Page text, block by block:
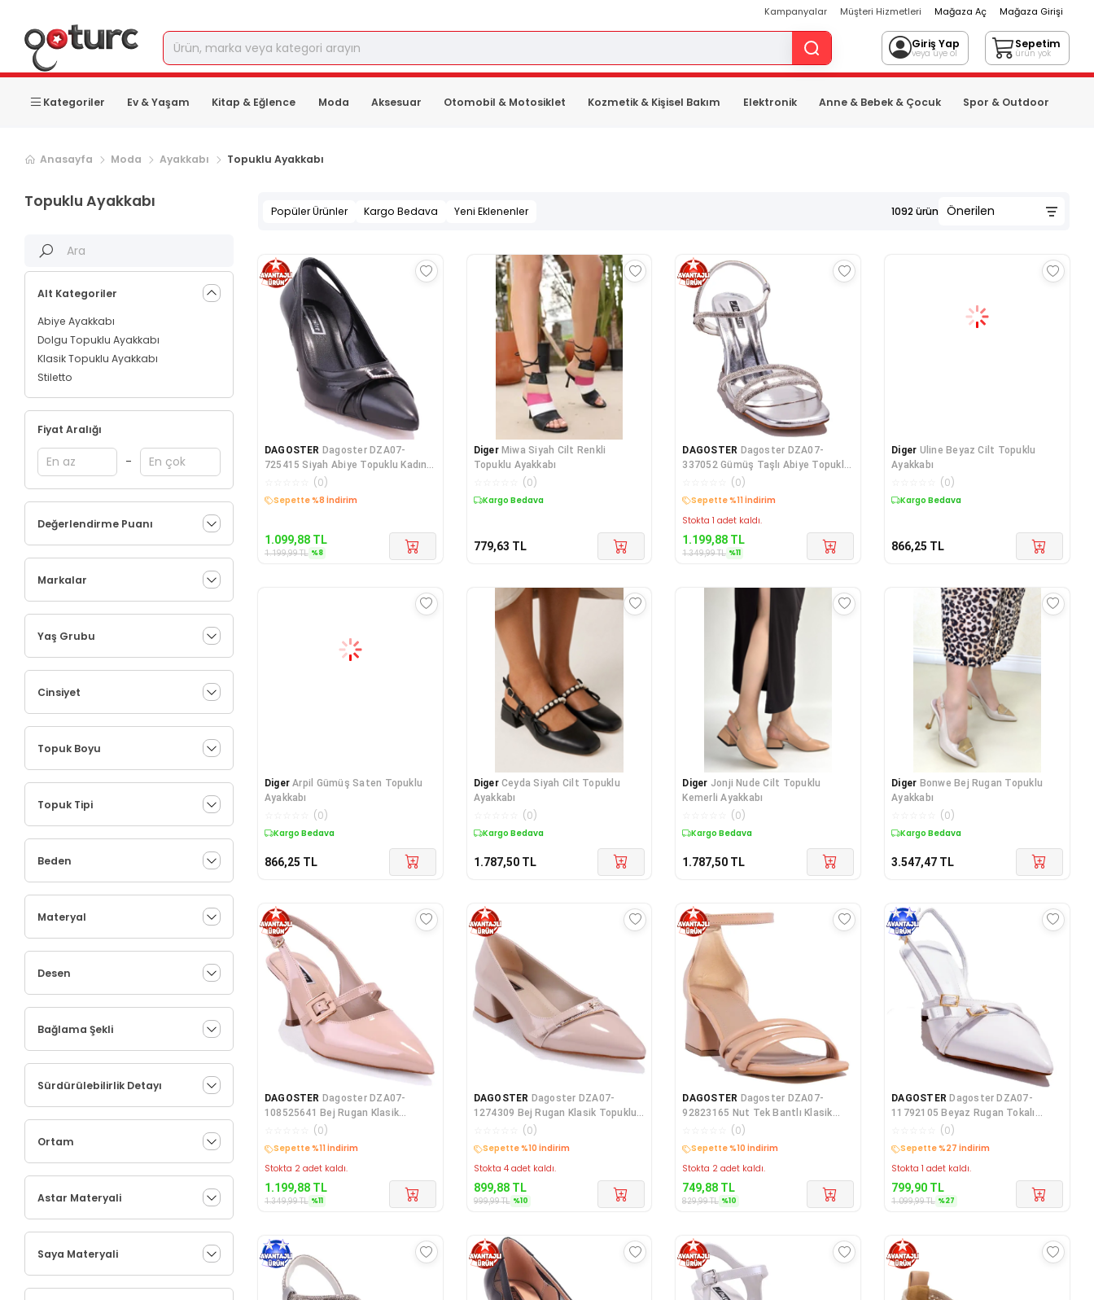
Kampanyalar Müşteri Hizmetleri Mağaza Aç Mağaza Girişi
Giriş Yap
veya üye ol
Sepetim
ürün yok
Kategoriler Ev & Yaşam Kitap & Eğlence Moda Aksesuar Otomobil & Motosiklet Kozmetik & Kişisel Bakım Elektronik Anne & Bebek & Çocuk Spor & Outdoor
Sonraki ürün sayfası, sayfa2
Anasayfa Moda Ayakkabı Topuklu Ayakkabı
Topuklu Ayakkabı
Alt Kategoriler
Abiye Ayakkabı
Dolgu Topuklu Ayakkabı
Klasik Topuklu Ayakkabı
Stiletto
Fiyat Aralığı
-
Değerlendirme Puanı
Markalar
Yaş Grubu
Cinsiyet
Topuk Boyu
Topuk Tipi
Beden
Materyal
Desen
Bağlama Şekli
Sürdürülebilirlik Detayı
Ortam
Astar Materyali
Saya Materyali
Popüler Ürünler Kargo Bedava Yeni Eklenenler 1092ürün
DAGOSTER Dagoster DZA07-
725415 Siyah Abiye Topuklu Kadın
(0)
Kargo Bedava
1.099,88 TL
1.199,99TL %8
Diger Miwa Siyah Cilt Renkli
Topuklu Ayakkabı
(0)
Kargo Bedava
779,63 TL
DAGOSTER Dagoster DZA07-
337052 Gümüş Taşlı Abiye Topuklu
Kadın Ayakkabı
(0)
Kargo Bedava
Stokta 1 adet kaldı.
1.199,88 TL
1.349,99TL %11
Diger Uline Beyaz Cilt Topuklu
Ayakkabı
(0)
Kargo Bedava
866,25 TL
Diger Arpil Gümüş Saten Topuklu
Ayakkabı
(0)
Kargo Bedava
866,25 TL
Diger Ceyda Siyah Cilt Topuklu
Ayakkabı
(0)
Kargo Bedava
1.787,50 TL
Diger Jonji Nude Cilt Topuklu
Kemerli Ayakkabı
(0)
Kargo Bedava
1.787,50 TL
Diger Bonwe Bej Rugan Topuklu
Ayakkabı
(0)
Kargo Bedava
3.547,47 TL
DAGOSTER Dagoster DZA07-
108525641 Bej Rugan Klasik
Topuklu Kadın Ayakkabı
(0)
Kargo Bedava
Stokta 2 adet kaldı.
1.199,88 TL
1.349,99TL %11
DAGOSTER Dagoster DZA07-
1274309 Bej Rugan Klasik Topuklu
Kadın Ayakkabı
(0)
Kargo Bedava
Stokta 4 adet kaldı.
899,88 TL
999,99TL %10
DAGOSTER Dagoster DZA07-
92823165 Nut Tek Bantlı Klasik
Topuklu Kadın Ayakk
(0)
Kargo Bedava
Stokta 2 adet kaldı.
749,88 TL
829,99TL %10
DAGOSTER Dagoster DZA07-
11792105 Beyaz Rugan Tokalı
Klasik Topuklu Kadın A
(0)
Kargo Bedava
Stokta 1 adet kaldı.
799,90 TL
1.099,99TL %27